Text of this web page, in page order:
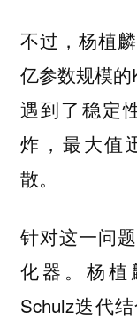
不过，杨植
亿参数规模
遇到了稳定
炸，最大值
散。
针对这一问
化器 。杨植
Schulz迭代